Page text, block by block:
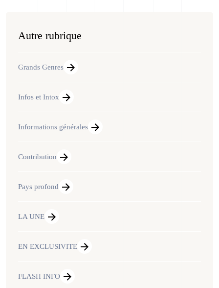
Autre rubrique
Grands Genres
Infos et Intox
Informations générales
Contribution
Pays profond
LA UNE
EN EXCLUSIVITE
FLASH INFO